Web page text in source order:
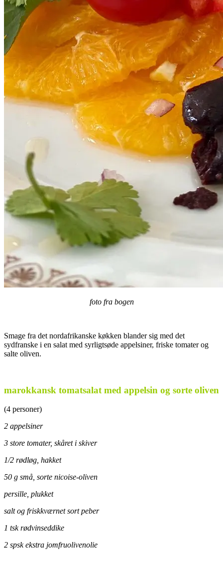
foto fra bogen
Smage fra det nordafrikanske køkken blander sig med det
sydfranske i en salat med syrligtsøde appelsiner, friske tomater og
salte oliven.
marokkansk tomatsalat med appelsin og sorte oliven
(4 personer)
2 appelsiner
3 store tomater, skåret i skiver
1/2 rødløg, hakket
50 g små, sorte nicoise-oliven
persille, plukket
salt og friskkværnet sort peber
1 tsk rødvinseddike
2 spsk ekstra jomfruolivenolie